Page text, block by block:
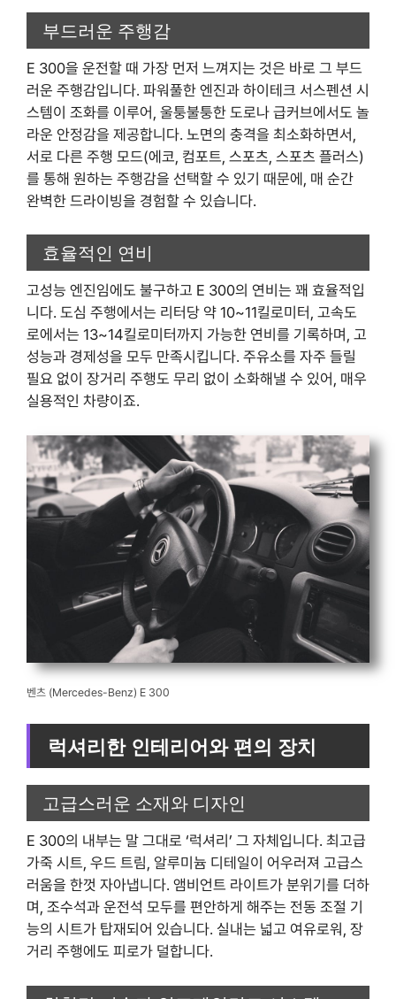
부드러운 주행감
E 300을 운전할 때 가장 먼저 느껴지는 것은 바로 그 부드
러운 주행감입니다. 파워풀한 엔진과 하이테크 서스펜션 시
스템이 조화를 이루어, 울퉁불퉁한 도로나 급커브에서도 놀
라운 안정감을 제공합니다. 노면의 충격을 최소화하면서,
서로 다른 주행 모드(에코, 컴포트, 스포츠, 스포츠 플러스)
를 통해 원하는 주행감을 선택할 수 있기 때문에, 매 순간
완벽한 드라이빙을 경험할 수 있습니다.
효율적인 연비
고성능 엔진임에도 불구하고 E 300의 연비는 꽤 효율적입
니다. 도심 주행에서는 리터당 약 10~11킬로미터, 고속도
로에서는 13~14킬로미터까지 가능한 연비를 기록하며, 고
성능과 경제성을 모두 만족시킵니다. 주유소를 자주 들릴
필요 없이 장거리 주행도 무리 없이 소화해낼 수 있어, 매우
실용적인 차량이죠.
벤츠 (Mercedes-Benz) E 300
럭셔리한 인테리어와 편의 장치
고급스러운 소재와 디자인
E 300의 내부는 말 그대로 ‘럭셔리’ 그 자체입니다. 최고급
가죽 시트, 우드 트림, 알루미늄 디테일이 어우러져 고급스
러움을 한껏 자아냅니다. 앰비언트 라이트가 분위기를 더하
며, 조수석과 운전석 모두를 편안하게 해주는 전동 조절 기
능의 시트가 탑재되어 있습니다. 실내는 넓고 여유로워, 장
거리 주행에도 피로가 덜합니다.